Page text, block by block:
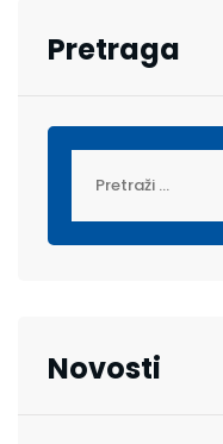
Pretraga
Novosti